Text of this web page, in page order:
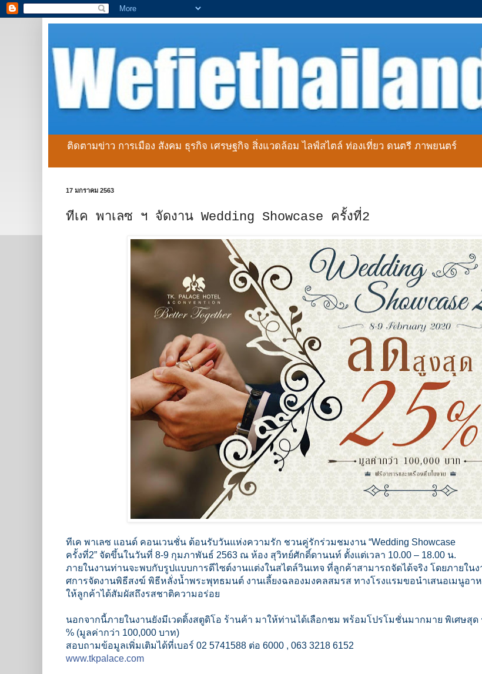
ติดตามข่าว การเมือง สังคม ธุรกิจ เศรษฐกิจ สิ่งแวดล้อม ไลฟ์สไตล์ ท่องเที่ยว ดนตรี ภาพยนตร์
17 มกราคม 2563
ทีเค พาเลซ ฯ จัดงาน Wedding Showcase ครั้งที่2
ทีเค พาเลซ แอนด์ คอนเวนชั่น ต้อนรับวันแห่งความรัก ชวนคู่รักร่วมชมงาน “Wedding Showcase
ครั้งที่2” จัดขึ้นในวันที่ 8-9 กุมภาพันธ์ 2563 ณ ห้อง สุวิทย์ศักดิ์ดานนท์ ตั้งแต่เวลา 10.00 – 18.00 น.
ภายในงานท่านจะพบกับรูปแบบการดีไซต์งานแต่งในสไตล์วินเทจ ที่ลูกค้าสามารถจัดได้จริง โดยภายใน
ศการจัดงานพิธีสงฆ์ พิธีหลั่งน้ำพระพุทธมนต์ งานเลี้ยงฉลองมงคลสมรส ทางโรงแรมขอนำเสนอเมนูอา
ให้ลูกค้าได้สัมผัสถึงรสชาติความอร่อย
นอกจากนี้ภายในงานยังมีเวดดงสตูดิโอ ร้านค้า มาให้ท่านได้เลือกชม พร้อมโปรโมชั่นมากมาย พิเศษสุด
% (มูลค่ากว่า 100,000 บาท)
สอบถามข้อมูลเพิ่มเติมได้ที่เบอร์ 02 5741588 ต่อ 6000 , 063 3218 6152
www.tkpalace.com